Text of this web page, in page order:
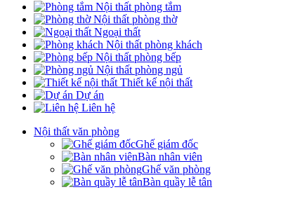
Nội thất phòng tắm
Nội thất phòng thờ
Ngoại thất
Nội thất phòng khách
Nội thất phòng bếp
Nội thất phòng ngủ
Thiết kế nội thất
Dự án
Liên hệ
Nội thất văn phòng
Ghế giám đốc
Bàn nhân viên
Ghế văn phòng
Bàn quầy lễ tân